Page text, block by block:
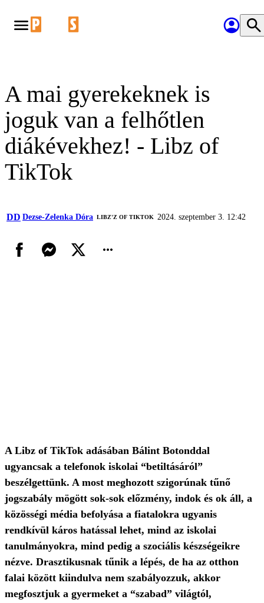
A mai gyerekeknek is
joguk van a felhőtlen
diákévekhez! - Libz of
TikTok
DD Dezse-Zelenka Dóra LIBZ'Z OF TIKTOK 2024. szeptember 3. 12:42
A Libz of TikTok adásában Bálint Botonddal
ugyancsak a telefonok iskolai “betiltásáról”
beszélgettünk. A most meghozott szigorúnak tűnő
jogszabály mögött sok-sok előzmény, indok és ok áll, a
közösségi média befolyása a fiatalokra ugyanis
rendkívül káros hatással lehet, mind az iskolai
tanulmányokra, mind pedig a szociális készségeikre
nézve. Drasztikusnak tűnik a lépés, de ha az otthon
falai között kiindulva nem szabályozzuk, akkor
megfosztjuk a gyermeket a “szabad” világtól,